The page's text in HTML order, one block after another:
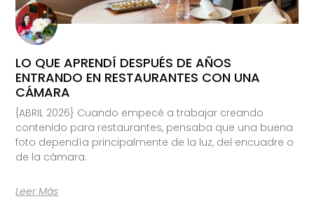
LO QUE APRENDÍ DESPUÉS DE AÑOS
ENTRANDO EN RESTAURANTES CON UNA
CÁMARA
{ABRIL 2026} Cuando empecé a trabajar creando
contenido para restaurantes, pensaba que una buena
foto dependía principalmente de la luz, del encuadre o
de la cámara.
Leer Más